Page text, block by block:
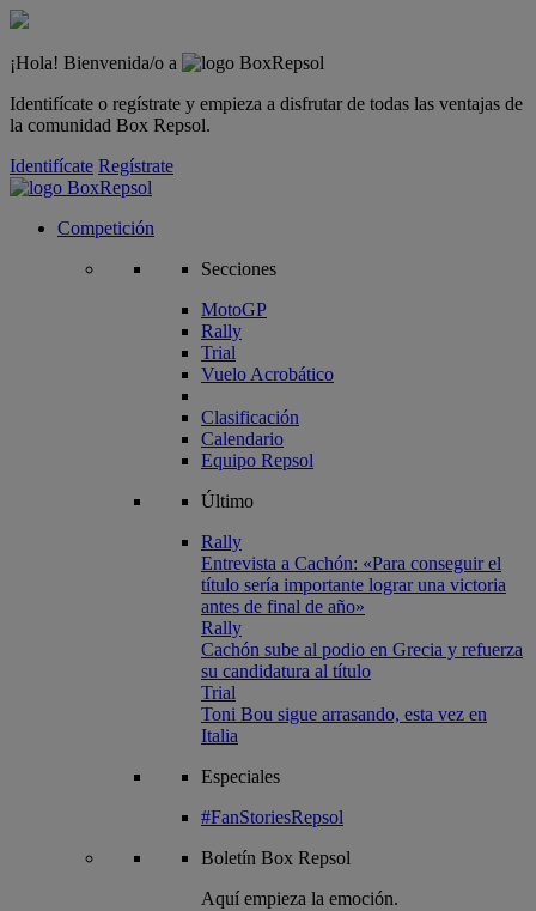
¡Hola! Bienvenida/o a
Identifícate o regístrate y empieza a disfrutar de todas las ventajas de
la comunidad Box Repsol.
Identifícate Regístrate
Competición
Secciones
MotoGP
Rally
Trial
Vuelo Acrobático
Clasificación
Calendario
Equipo Repsol
Último
Rally
Entrevista a Cachón: «Para conseguir el
título sería importante lograr una victoria
antes de final de año»
Rally
Cachón sube al podio en Grecia y refuerza
su candidatura al título
Trial
Toni Bou sigue arrasando, esta vez en
Italia
Especiales
#FanStoriesRepsol
Boletín Box Repsol
Aquí empieza la emoción.